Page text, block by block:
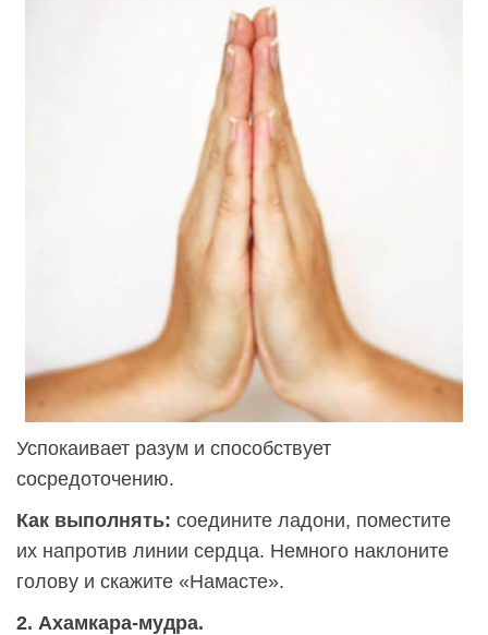
Успокаивает разум и способствует
сосредоточению.
Как выполнять: соедините ладони, поместите
их напротив линии сердца. Немного наклоните
голову и скажите «Намасте».
2. Ахамкара-мудра.